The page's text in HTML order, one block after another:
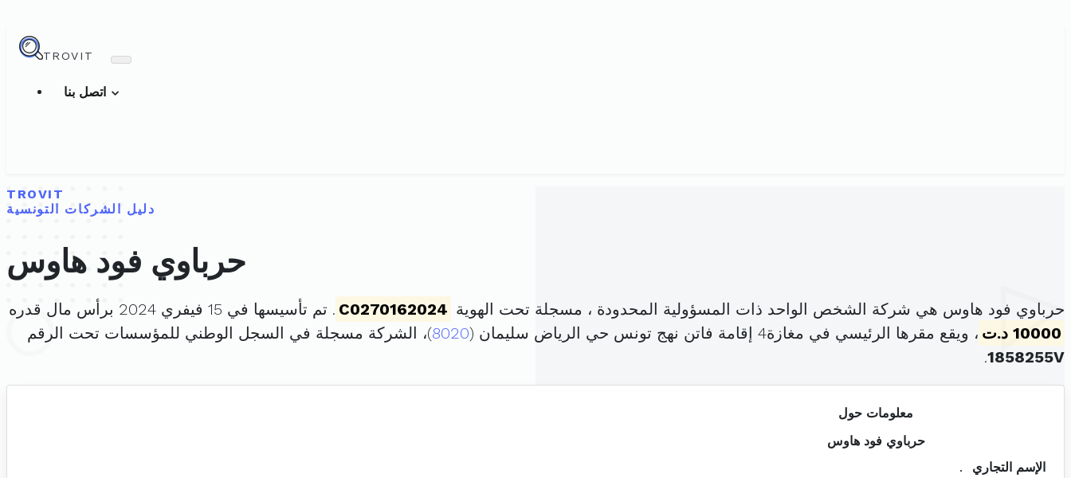
TROVIT
TROVIT
دليل الشركات التونسية
حرباوي فود هاوس
حرباوي فود هاوس هي شركة الشخص الواحد ذات المسؤولية المحدودة ، مسجلة تحت الهوية C0270162024 . تم تأسيسها في 15 فيفري 2024 برأس مال قدره
10000 د.ت
، ويقع مقرها الرئيسي في مغازة4 إقامة فاتن نهج تونس حي الرياض سليمان ( 8020)، الشركة مسجلة في السجل الوطني للمؤسسات تحت الرقم
1858255V
.
معلومات حول
حرباوي فود هاوس
الإسم التجاري
.